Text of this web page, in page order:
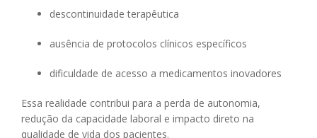
descontinuidade terapêutica
ausência de protocolos clínicos específicos
dificuldade de acesso a medicamentos inovadores
Essa realidade contribui para a perda de autonomia,
redução da capacidade laboral e impacto direto na
qualidade de vida dos pacientes.